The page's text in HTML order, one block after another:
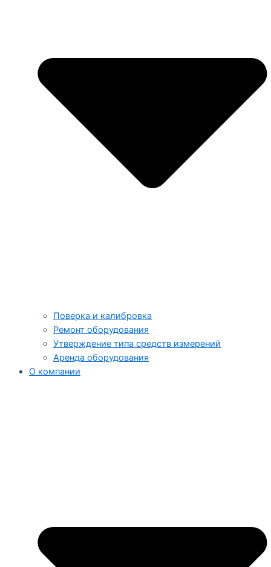
Поверка и калибровка
Ремонт оборудования
Утверждение типа средств измерений
Аренда оборудования
О компании